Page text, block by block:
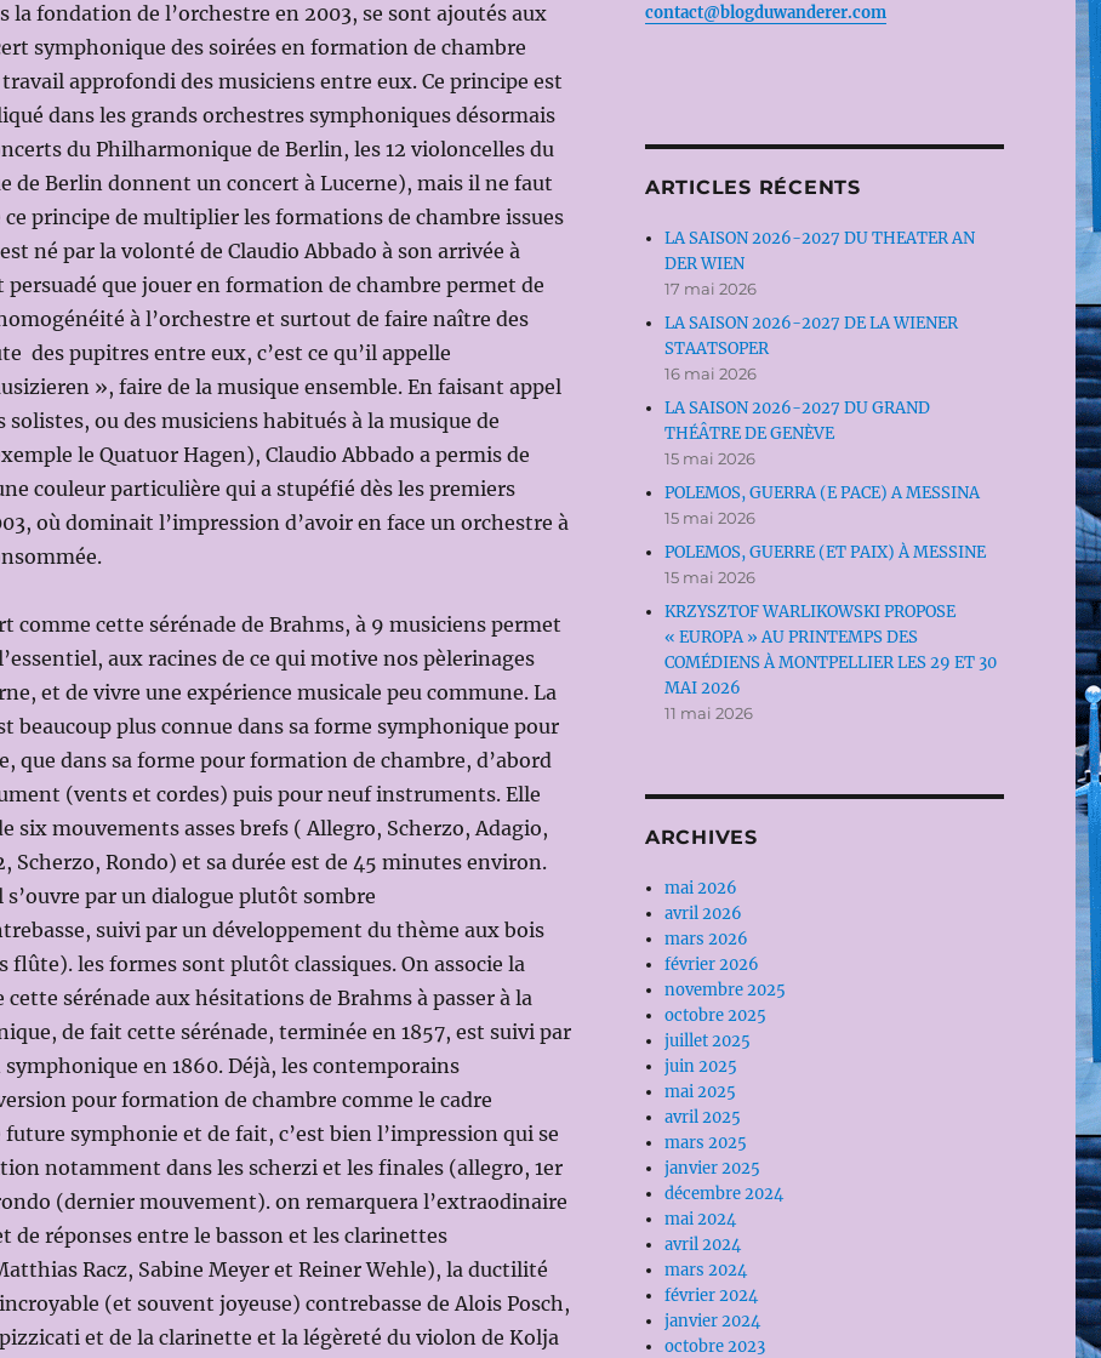
la fondation de l’orchestre en 2003, se sont ajoutés aux
symphonique des soirées en formation de chambre
approfondi des musiciens entre eux. Ce principe est
dans les grands orchestres symphoniques désormais
du Philharmonique de Berlin, les 12 violoncelles du
de Berlin donnent un concert à Lucerne), mais il ne faut
ce principe de multiplier les formations de chambre issues
né par la volonté de Claudio Abbado à son arrivée à
persuadé que jouer en formation de chambre permet de
à l’orchestre et surtout de faire naître des
des pupitres entre eux, c’est ce qu’il appelle
», faire de la musique ensemble. En faisant appel
solistes, ou des musiciens habitués à la musique de
le Quatuor Hagen), Claudio Abbado a permis de
couleur particulière qui a stupéfié dès les premiers
où dominait l’impression d’avoir en face un orchestre à
comme cette sérénade de Brahms, à 9 musiciens permet
aux racines de ce qui motive nos pèlerinages
et de vivre une expérience musicale peu commune. La
beaucoup plus connue dans sa forme symphonique pour
que dans sa forme pour formation de chambre, d’abord
(vents et cordes) puis pour neuf instruments. Elle
six mouvements asses brefs ( Allegro, Scherzo, Adagio,
Scherzo, Rondo) et sa durée est de 45 minutes environ.
par un dialogue plutôt sombre
suivi par un développement du thème aux bois
flûte). les formes sont plutôt classiques. On associe la
sérénade aux hésitations de Brahms à passer à la
de fait cette sérénade, terminée en 1857, est suivi par
en 1860. Déjà, les contemporains
pour formation de chambre comme le cadre
future symphonie et de fait, c’est bien l’impression qui se
notamment dans les scherzi et les finales (allegro, 1er
(dernier mouvement). on remarquera l’extraodinaire
de réponses entre le basson et les clarinettes
Racz, Sabine Meyer et Reiner Wehle), la ductilité
(et souvent joyeuse) contrebasse de Alois Posch,
et de la clarinette et la légèreté du violon de Kolja
contact@blogduwanderer.com
ARTICLES RÉCENTS
LA SAISON 2026-2027 DU THEATER AN
DER WIEN
17 mai 2026
LA SAISON 2026-2027 DE LA WIENER
STAATSOPER
16 mai 2026
LA SAISON 2026-2027 DU GRAND
THÉÂTRE DE GENÈVE
15 mai 2026
POLEMOS, GUERRA (E PACE) A MESSINA
15 mai 2026
POLEMOS, GUERRE (ET PAIX) À MESSINE
15 mai 2026
KRZYSZTOF WARLIKOWSKI PROPOSE
« EUROPA » AU PRINTEMPS DES
COMÉDIENS À MONTPELLIER LES 29 ET 30
MAI 2026
11 mai 2026
ARCHIVES
mai 2026
avril 2026
mars 2026
février 2026
novembre 2025
octobre 2025
juillet 2025
juin 2025
mai 2025
avril 2025
mars 2025
janvier 2025
décembre 2024
mai 2024
avril 2024
mars 2024
février 2024
janvier 2024
octobre 2023